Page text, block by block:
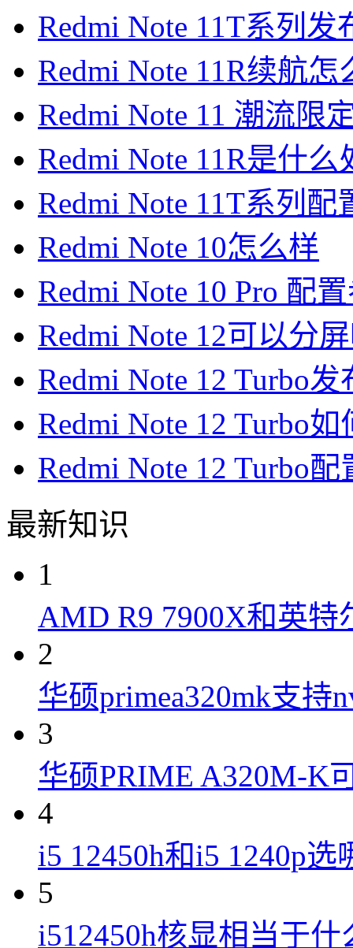
Redmi Note 11T系列发
Redmi Note 11R续航怎
Redmi Note 11 潮流限
Redmi Note 11R是什么
Redmi Note 11T系列配
Redmi Note 10怎么样
Redmi Note 10 Pro 配
Redmi Note 12可以分
Redmi Note 12 Turbo
Redmi Note 12 Turbo
Redmi Note 12 Turbo
最新知识
1
AMD R9 7900X和英特
2
华硕primea320mk支持
3
华硕PRIME A320M-K
4
i5 12450h和i5 1240p选
5
i512450h核显相当于什